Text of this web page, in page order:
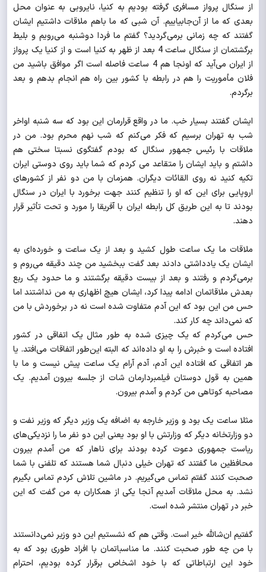
از سنگال پرواز مسافری گرفته بودیم به کنیا، نایروبی به عنوان محل
بعدی که ما از آن‌جابیاییم. آن شبی که ما باهم ملاقات داشتیم ایشان
گفتند که چه زمانی برمی‌گردید؟ گفتم ما فردا دوشنبه می‌رویم و بلیط
برگشتمان از سنگال ساعت 4 بعد از ظهر به کنیا است و از کنیا یک پرواز
از ایران می‌آید که اونجا هم 4 ساعت فاصله است اگر موافق باشید من
فلان مأموریت را هم در رابطه با کشور بین راه هم انجام بدهم و بعد
برگردم.
ایشان گفتند بسیار خب. ما در واقع قرارمان این بود که سه شنبه اواخر
شب به تهران برسیم که فکر می‌کنم که شب نهم محرم بود. من در
ملاقات با رئیس جمهور سنگال که بودم گفتگوی نسبتا سختی هم
داشتم و باید ایشان را متقاعد می کردم که شما باید روی دوستی ایران
تکیه کنید نه روی القائات دیگران. همزمان با من دو نفر از کشورهای
اروپایی برای این که او را تنظیم کنند جهت برخورد با ایران در سنگال
بودند تا به این طریق کل رابطه ایران با آفریقا را مورد و تحت تأثیر قرار
دهند.
ملاقات ما یک ساعت طول کشید و بعد از یک ساعت و خورده‌ای به
ایشان یک یادداشتی دادند بعد گفت ببخشید من چند دقیقه می‌روم و
برمی‌گردم و رفتند و بعد از بیست دقیقه برگشتند و ما حدود یک ربع
بعدش ملاقاتمان ادامه پیدا کرد، ایشان هیچ اظهاری به من نداشتند اما
حس من این بود که این آدم متفاوت شده است نه در برخوردش با من
که نمی‌داند چه کار کند.
حس می‌کردم که یک چیزی شده به طور مثال یک اتفاقی در کشور
افتاده است و خبرش را به او داده‌اند که البته این‌طور اتفاقات می‌افتد. یا
هر اتفاقی که افتاده این آدم، آدم آرام یک ساعت پیش نیست و ما با
همین به قول دوستان فیلمبردارمان شات از جلسه بیرون آمدیم. یک
مصاحبه کوتاهی من کردم و آمدم بیرون.
مثلا ساعت یک بود و وزیر خارجه به اضافه یک وزیر دیگر که وزیر نفت و
دو وزارتخانه دیگر که وزارتش با او بود یعنی این دو نفر ما را نزدیکی‌های
ریاست جمهوری دعوت کرده بودند برای ناهار که من آمدم بیرون
محافظین ما گفتند که تهران خیلی دنبال شما هستند که تلفنی با شما
صحبت کنند گفتم تماس می‌گیریم. در ماشین تلاش کردم تماس بگیرم
نشد. به محل ملاقات آمدیم آنجا یکی از همکاران به من گفت که این
خبر در تهران منتشر شده است.
گفتیم ان‌شالله خیر است. وقتی هم که نشستیم این دو وزیر نمی‌دانستند
با من چه طور صحبت کنند. ما مناسباتمان با افراد طوری بود که به
خود این ارتباطاتی که با خود اشخاص برقرار کرده بودیم، احترام